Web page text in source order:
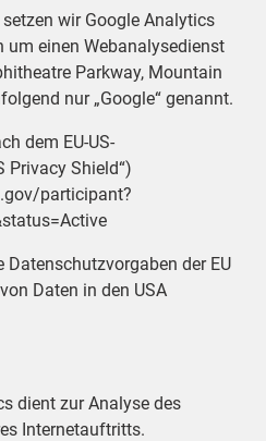
wir Google Analytics
um einen Webanalysedienst
Parkway, Mountain
nur „Google“ genannt.
dem EU-US-
Privacy Shield“)
participant?
der EU
Daten in den USA
dient zur Analyse des
Internetauftritts.